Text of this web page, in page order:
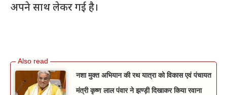
अपने साथ लेकर गई है।
नशा मुक्त अभियान की रथ यात्रा को विकास एवं पंचायत
मंत्री कृष्ण लाल पंवार ने झण्ड़ी दिखाकर किया रवाना